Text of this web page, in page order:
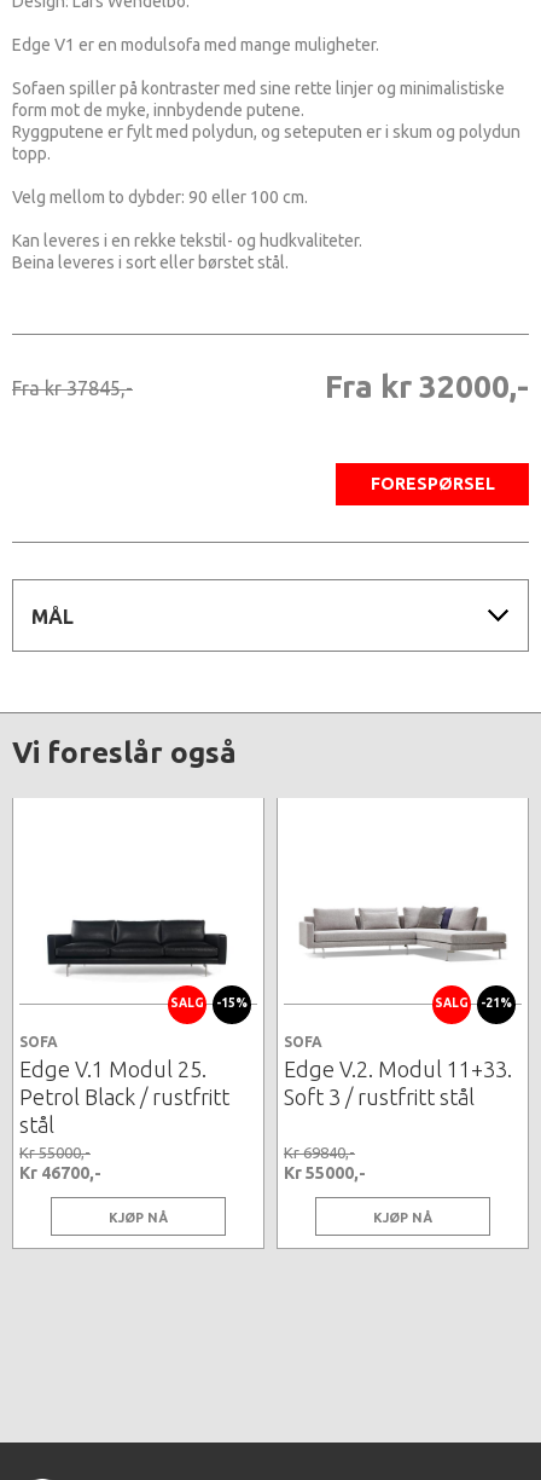
Edge V1 er en modulsofa med mange muligheter.
Sofaen spiller på kontraster med sine rette linjer og minimalistiske
form mot de myke, innbydende putene.
Ryggputene er fylt med polydun, og seteputen er i skum og polydun
topp.
Velg mellom to dybder: 90 eller 100 cm.
Kan leveres i en rekke tekstil- og hudkvaliteter.
Beina leveres i sort eller børstet stål.
Fra kr 37845,- Fra kr 32000,-
FORESPØRSEL
MÅL
Vi foreslår også
SALG -15%
SOFA
Edge V.1 Modul 25.
Petrol Black / rustfritt
stål
Kr 55000,-
Kr 46700,-
KJØP NÅ
SALG -21%
SOFA
Edge V.2. Modul 11+33.
Soft 3 / rustfritt stål
Kr 69840,-
Kr 55000,-
KJØP NÅ